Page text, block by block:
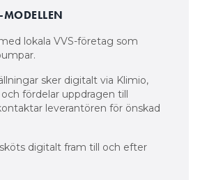
lokala VVS-företag som
sker digitalt via Klimio,
fördelar uppdragen till
leverantören för önskad
digitalt fram till och efter